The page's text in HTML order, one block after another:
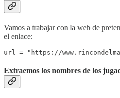
Vamos a trabajar con la web de
el enlace:
url = "https://
Extraemos los nombres de los